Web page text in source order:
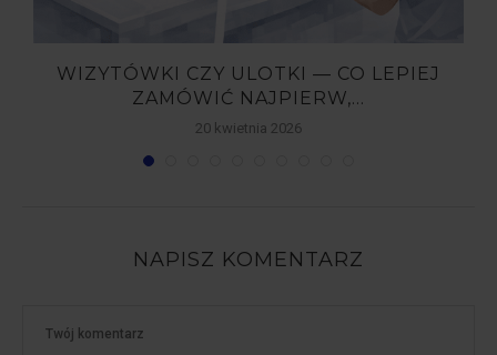
WIZYTÓWKI CZY ULOTKI — CO LEPIEJ
ZAMÓWIĆ NAJPIERW,...
20 kwietnia 2026
NAPISZ KOMENTARZ